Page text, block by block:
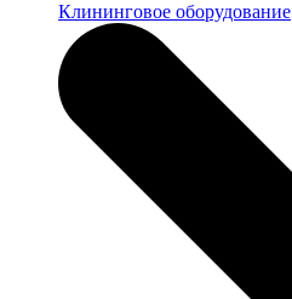
Клининговое оборудование